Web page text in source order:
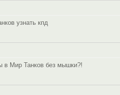
узнать кпд
в Мир Танков без мышки?!